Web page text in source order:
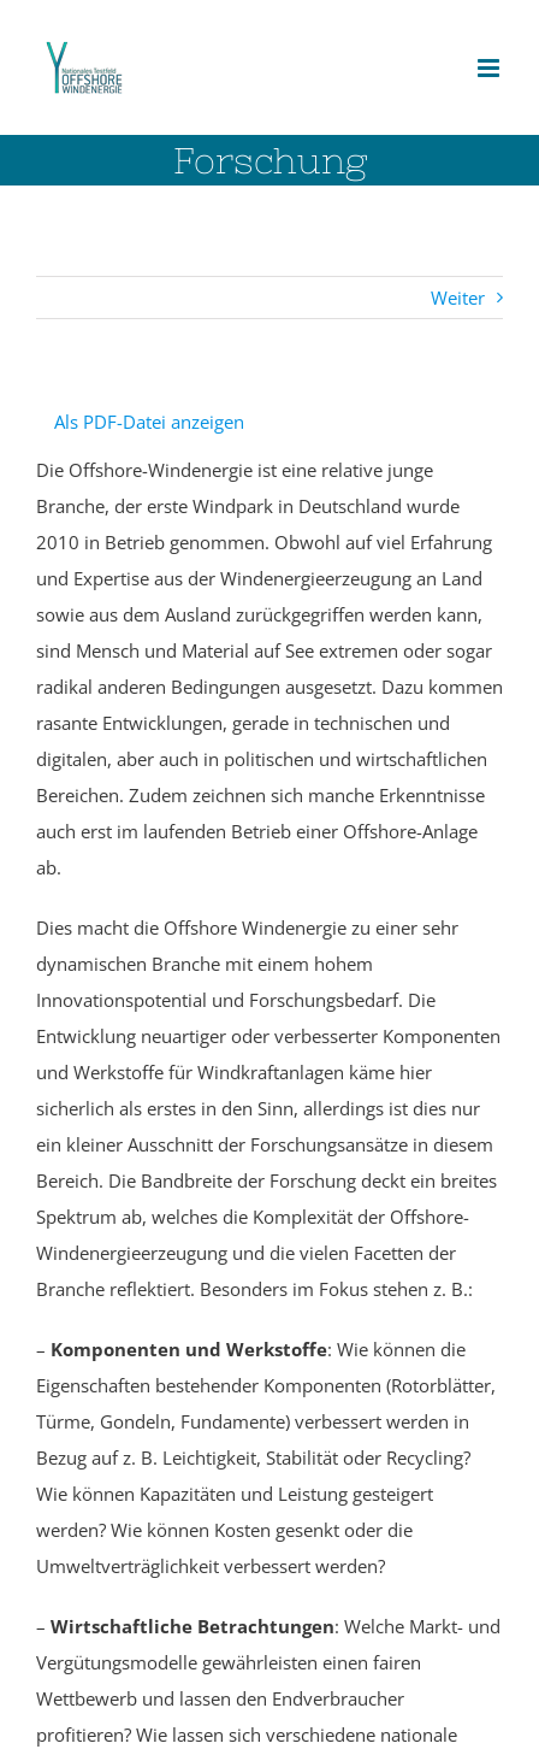
springen
Forschung
Weiter
Als PDF-Datei anzeigen
Die Offshore-Windenergie ist eine relative junge
Branche, der erste Windpark in Deutschland wurde
2010 in Betrieb genommen. Obwohl auf viel Erfahrung
und Expertise aus der Windenergieerzeugung an Land
sowie aus dem Ausland zurückgegriffen werden kann,
sind Mensch und Material auf See extremen oder sogar
radikal anderen Bedingungen ausgesetzt. Dazu kommen
rasante Entwicklungen, gerade in technischen und
digitalen, aber auch in politischen und wirtschaftlichen
Bereichen. Zudem zeichnen sich manche Erkenntnisse
auch erst im laufenden Betrieb einer Offshore-Anlage
ab.
Dies macht die Offshore Windenergie zu einer sehr
dynamischen Branche mit einem hohem
Innovationspotential und Forschungsbedarf. Die
Entwicklung neuartiger oder verbesserter Komponenten
und Werkstoffe für Windkraftanlagen käme hier
sicherlich als erstes in den Sinn, allerdings ist dies nur
ein kleiner Ausschnitt der Forschungsansätze in diesem
Bereich. Die Bandbreite der Forschung deckt ein breites
Spektrum ab, welches die Komplexität der Offshore-
Windenergieerzeugung und die vielen Facetten der
Branche reflektiert. Besonders im Fokus stehen z. B.:
– Komponenten und Werkstoffe: Wie können die
Eigenschaften bestehender Komponenten (Rotorblätter,
Türme, Gondeln, Fundamente) verbessert werden in
Bezug auf z. B. Leichtigkeit, Stabilität oder Recycling?
Wie können Kapazitäten und Leistung gesteigert
werden? Wie können Kosten gesenkt oder die
Umweltverträglichkeit verbessert werden?
– Wirtschaftliche Betrachtungen: Welche Markt- und
Vergütungsmodelle gewährleisten einen fairen
Wettbewerb und lassen den Endverbraucher
profitieren? Wie lassen sich verschiedene nationale